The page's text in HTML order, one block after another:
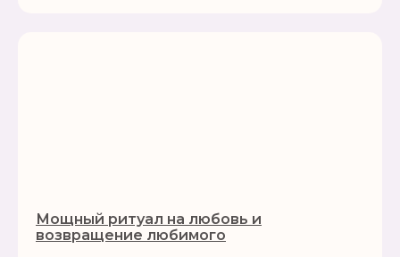
Мощный ритуал на любовь и
возвращение любимого